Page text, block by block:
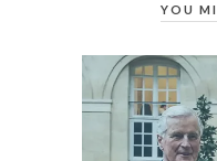
YOU